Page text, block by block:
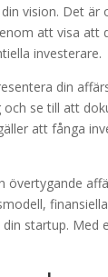
vision. Det
att visa
investerare.
din
se till att
att fånga
övertygande
startup.